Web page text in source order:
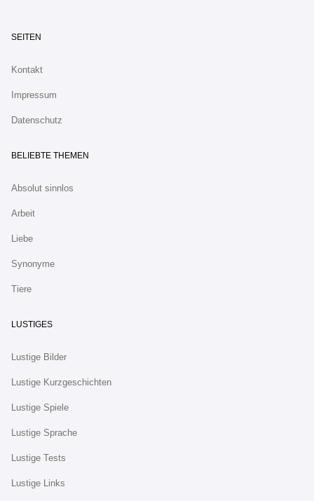
SEITEN
Kontakt
Impressum
Datenschutz
BELIEBTE THEMEN
Absolut sinnlos
Arbeit
Liebe
Synonyme
Tiere
LUSTIGES
Lustige Bilder
Lustige Kurzgeschichten
Lustige Spiele
Lustige Sprache
Lustige Tests
Lustige Links